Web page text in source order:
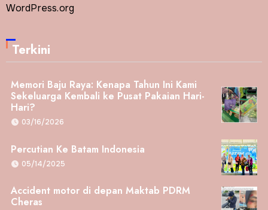
WordPress.org
Terkini
Memori Baju Raya: Kenapa Tahun Ini Kami
Sekeluarga Kembali ke Pusat Pakaian Hari-
Hari?
03/16/2026
Percutian Ke Batam Indonesia
05/14/2025
Accident motor di depan Maktab PDRM
Cheras